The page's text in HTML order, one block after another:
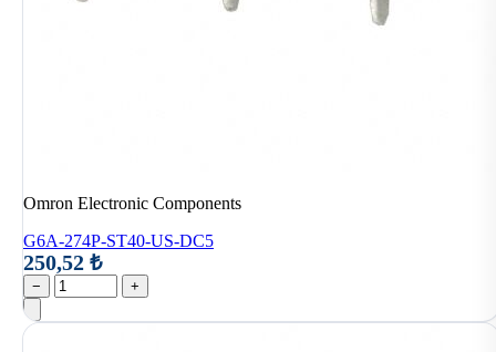
Omron Electronic Components
G6A-274P-ST40-US-DC5
250,52 ₺
− +